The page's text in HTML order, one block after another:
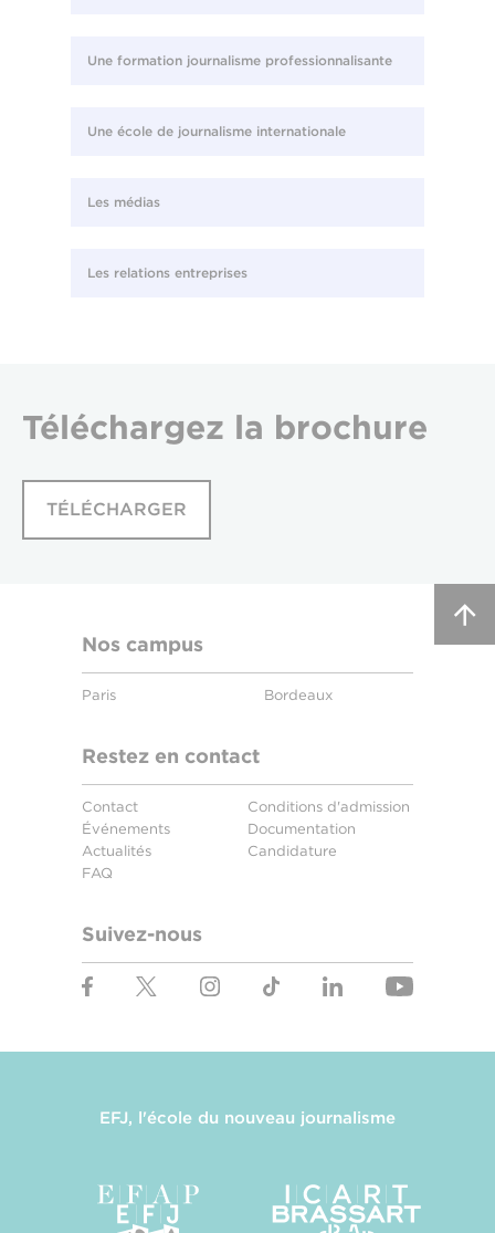
Une formation journalisme professionnalisante
Une école de journalisme internationale
Les médias
Les relations entreprises
Téléchargez la brochure
TÉLÉCHARGER
Nos campus
Paris Bordeaux
Restez en contact
Contact
Événements
Actualités
FAQ
Conditions d'admission
Documentation
Candidature
Suivez-nous
EFJ, l'école du nouveau journalisme